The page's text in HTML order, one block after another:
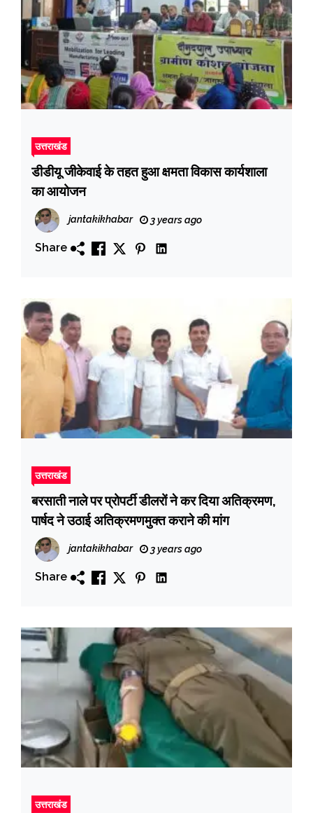
उत्तराखंड
डीडीयू जीकेवाई के तहत हुआ क्षमता विकास कार्यशाला
का आयोजन
jantakikhabar 3 years ago
Share
उत्तराखंड
बरसाती नाले पर प्रोपर्टी डीलरों ने कर दिया अतिक्रमण,
पार्षद ने उठाई अतिक्रमणमुक्त कराने की मांग
jantakikhabar 3 years ago
Share
उत्तराखंड